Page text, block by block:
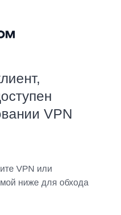
VPN
VPN или
ниже для обхода